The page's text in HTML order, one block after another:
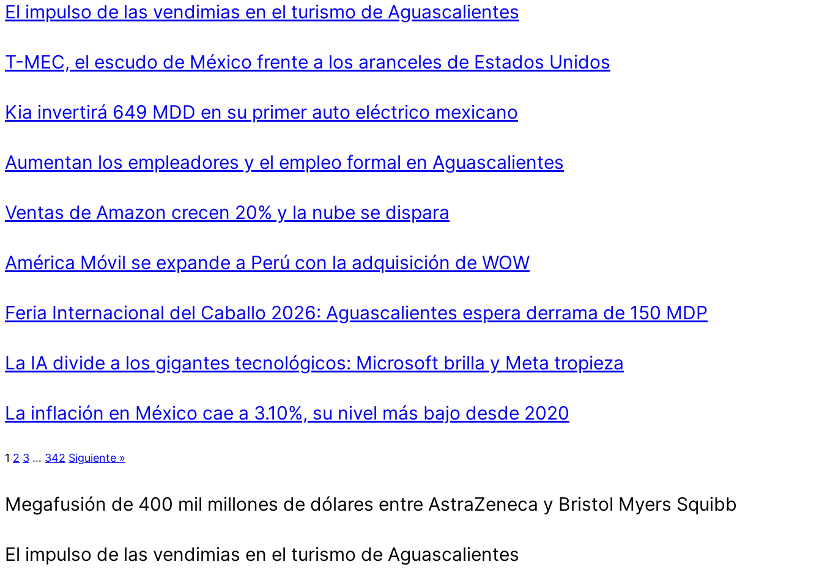
El impulso de las vendimias en el turismo de Aguascalientes
T-MEC, el escudo de México frente a los aranceles de Estados Unidos
Kia invertirá 649 MDD en su primer auto eléctrico mexicano
Aumentan los empleadores y el empleo formal en Aguascalientes
Ventas de Amazon crecen 20% y la nube se dispara
América Móvil se expande a Perú con la adquisición de WOW
Feria Internacional del Caballo 2026: Aguascalientes espera derrama de 150 MDP
La IA divide a los gigantes tecnológicos: Microsoft brilla y Meta tropieza
La inflación en México cae a 3.10%, su nivel más bajo desde 2020
1 2 3 … 342 Siguiente »
Megafusión de 400 mil millones de dólares entre AstraZeneca y Bristol Myers Squibb
El impulso de las vendimias en el turismo de Aguascalientes